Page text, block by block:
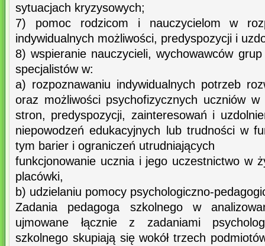
sytuacjach kryzysowych;
7) pomoc rodzicom i nauczycielom w
indywidualnych możliwości, predyspozycji i
8) wspieranie nauczycieli, wychowawców
specjalistów w:
a) rozpoznawaniu indywidualnych potrzeb
oraz możliwości psychofizycznych uczniów
stron, predyspozycji, zainteresowań i
niepowodzeń edukacyjnych lub trudności w
tym barier i ograniczeń utrudniających
funkcjonowanie ucznia i jego uczestnictwo w
placówki,
b) udzielaniu pomocy psychologiczno-
Zadania pedagoga szkolnego w
ujmowane łącznie z zadaniami
szkolnego skupiają się wokół trzech